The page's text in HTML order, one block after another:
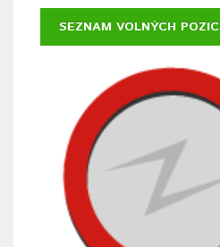
SEZNAM VOLNÝCH POZIC